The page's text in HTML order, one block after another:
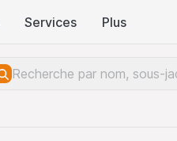
Services Plus